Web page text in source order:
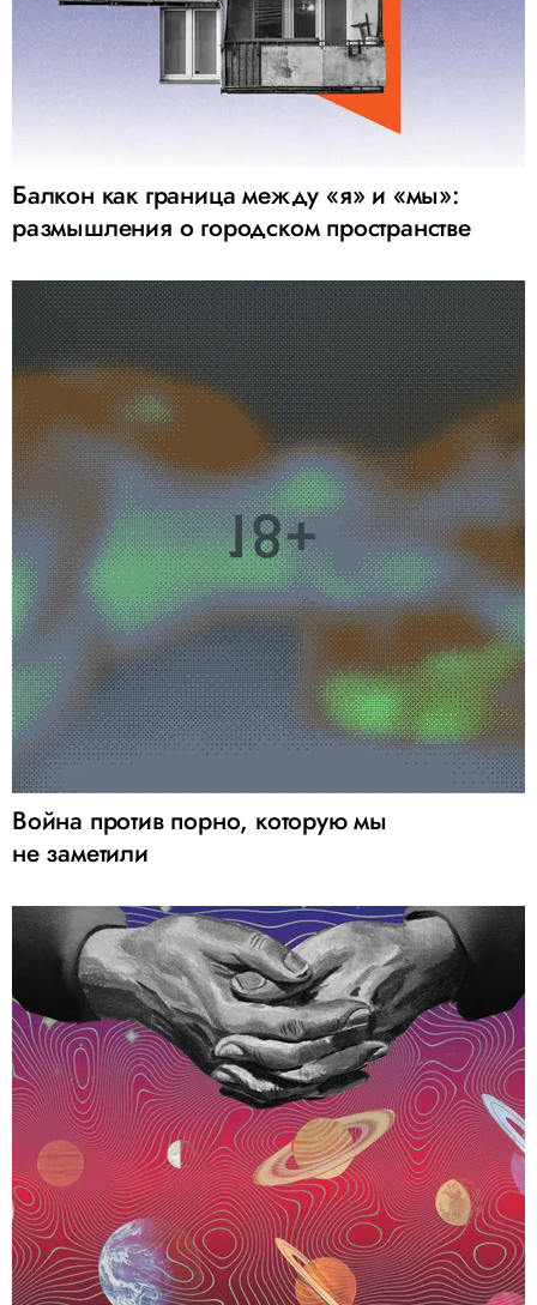
Балкон как граница между «я» и «мы»:
размышления о городском пространстве
Война против порно, которую мы
не заметили